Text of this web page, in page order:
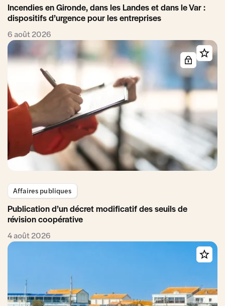
Incendies en Gironde, dans les Landes et dans le Var :
dispositifs d’urgence pour les entreprises
6 août 2026
Affaires publiques
Publication d’un décret modificatif des seuils de
révision coopérative
4 août 2026